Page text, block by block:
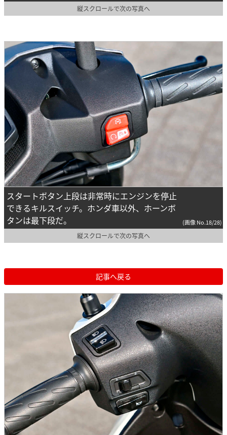
縦スクロールで次の写真へ
スタートボタン上段は非常時にエンジンを停止
できるキルスイッチ。ホンダ車以外、ホーンボ
タンは最下段だ。
(画像 No.18/28)
縦スクロールで次の写真へ
記事へ戻る